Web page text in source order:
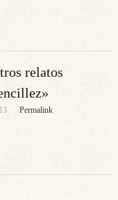
relatos
Permalink